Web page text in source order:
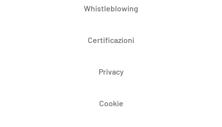
Whistleblowing
Certificazioni
Privacy
Cookie